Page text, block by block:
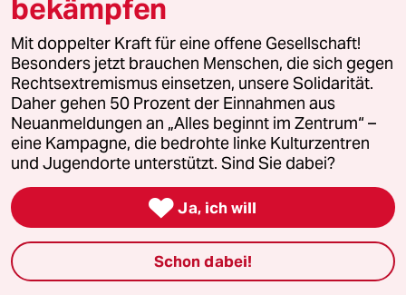
W Whatever1984
12.12.2024,11:43 Uhr
@hedele:
Und wenn eine Parte 100 Jahre
besteht und sich nicht an die Regeln
hält wird diese auch nicht
zugelassen.
Wenn die Partei also schon 40 Jahre
besteht und es nicht schafft, sich
diesmal an die Spielregeln zu halten,
bekämpfen
Mit doppelter Kraft für eine offene Gesellschaft!
Besonders jetzt brauchen Menschen, die sich gegen
Rechtsextremismus einsetzen, unsere Solidarität.
Daher gehen 50 Prozent der Einnahmen aus
Neuanmeldungen an „Alles beginnt im Zentrum“ –
eine Kampagne, die bedrohte linke Kulturzentren
und Jugendorte unterstützt. Sind Sie dabei?
 Ja, ich will
Schon dabei!